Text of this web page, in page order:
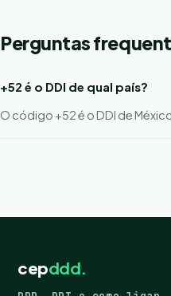
Perguntas
+52 é o DDI de qual país?
O código +52 é o DDI de
cepddd.